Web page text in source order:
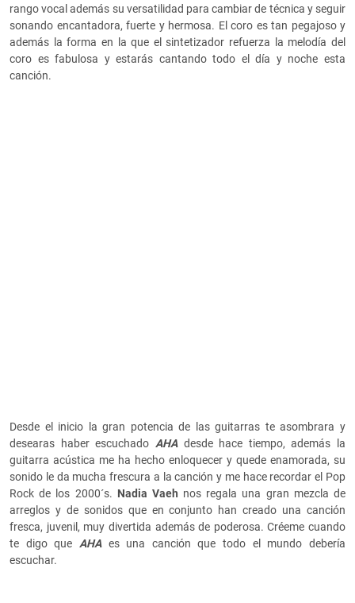
rango vocal además su versatilidad para cambiar de técnica y seguir
sonando encantadora, fuerte y hermosa. El coro es tan pegajoso y
además la forma en la que el sintetizador refuerza la melodía del
coro es fabulosa y estarás cantando todo el día y noche esta
canción.
Desde el inicio la gran potencia de las guitarras te asombrara y
desearas haber escuchado AHAdesde hace tiempo, además la
guitarra acústica me ha hecho enloquecer y quede enamorada, su
sonido le da mucha frescura a la canción y me hace recordar el Pop
Rock de los 2000´s. Nadia Vaeh nos regala una gran mezcla de
arreglos y de sonidos que en conjunto han creado una canción
fresca, juvenil, muy divertida además de poderosa. Créeme cuando
te digo que AHAes una canción que todo el mundo debería
escuchar.